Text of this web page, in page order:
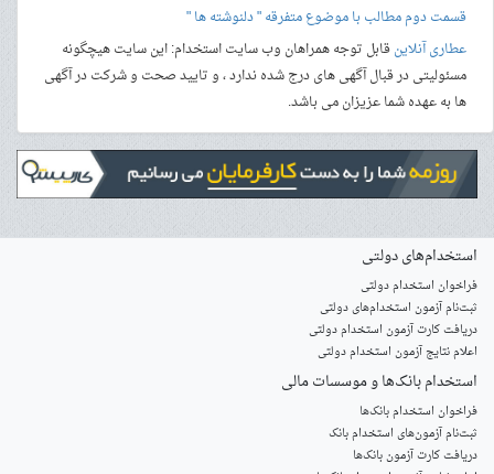
قسمت دوم مطالب با موضوع متفرقه " دلنوشته ها "
عطاری آنلاینقابل توجه همراهان وب سایت استخدام: این سایت هیچگونه
مسئولیتی در قبال آگهی های درج شده ندارد ، و تایید صحت و شرکت در آگهی
ها به عهده شما عزیزان می باشد.
استخدام‌های دولتی
فراخوان استخدام دولتی
ثبت‌نام آزمون‌ استخدام‌های دولتی
دریافت کارت آزمون استخدام دولتی
اعلام نتایج آزمون استخدام دولتی
استخدام‌ بانک‌ها و موسسات مالی
فراخوان استخدام بانک‌ها
‌ثبت‌نام آزمون‌های استخدام بانک
دریافت کارت آزمون بانک‌ها